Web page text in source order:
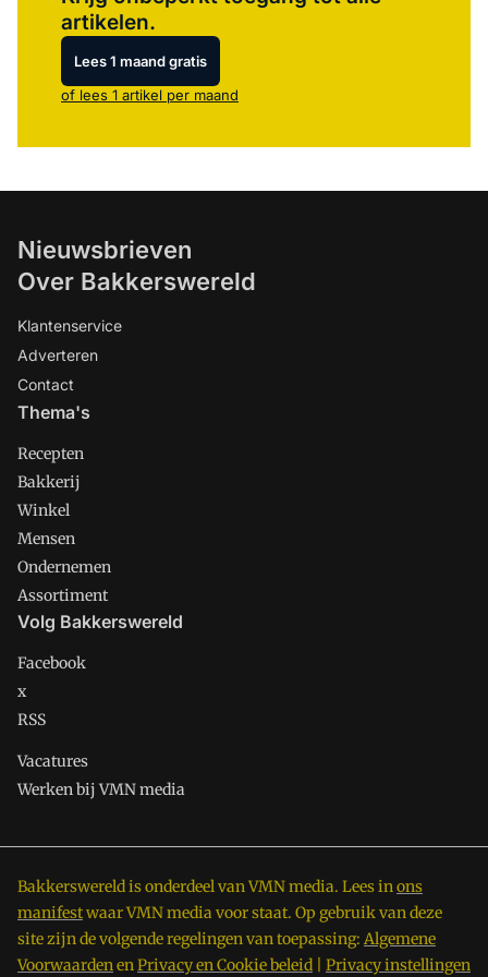
artikelen.
Lees 1 maand gratis
of lees 1 artikel per maand
Nieuwsbrieven
Over Bakkerswereld
Klantenservice
Adverteren
Contact
Thema's
Recepten
Bakkerij
Winkel
Mensen
Ondernemen
Assortiment
Volg Bakkerswereld
Facebook
x
RSS
Vacatures
Werken bij VMN media
Bakkerswereld is onderdeel van VMN media. Lees inons
manifestwaar VMN media voor staat. Op gebruik van deze
site zijn de volgende regelingen van toepassing: Algemene
VoorwaardenenPrivacy en Cookie beleid Privacy instellingen